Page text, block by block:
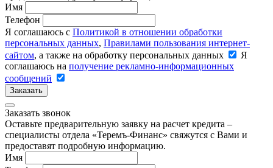
Имя
Телефон
Я соглашаюсь с Политикой в отношении обработки
персональных данных, Правилами пользования интернет-
сайтом, а также на обработку персональных данных
Я
соглашаюсь на получение рекламно-информационных
сообщений
Заказать
Заказать звонок
Оставьте предварительную заявку на расчет кредита –
специалисты отдела «Теремъ-Финанс» свяжутся с Вами и
предоставят подробную информацию.
Имя